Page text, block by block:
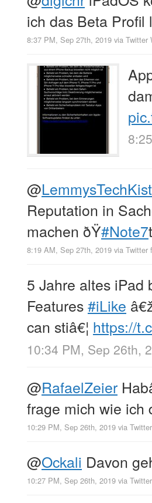
ich das Beta Profil
8:37 PM, Sep 27th, 2019 via Twitter
@
Reputation in
machen ðŸ#Note7
8:19 AM, Sep 27th, 2019 via Twitter
5 Jahre altes iPad
Features#iLike
can stiâ€¦ https://
10:34 PM, Sep 26th,
@RafaelZeier
frage mich wie ich
10:29 PM, Sep 26th, 2019 via
@Ockali Davon
10:27 PM, Sep 26th, 2019 via